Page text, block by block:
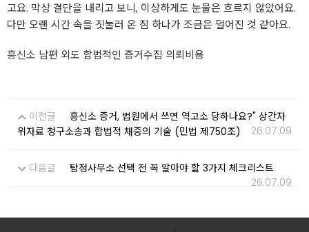
고요. 막상 결단을 내리고 보니, 이상하게도 눈물은 흐르지 않았어요.
다만 오랜 시간 속을 짓눌러 온 짐 하나가 조금은 덜어진 것 같아요.
흥신소 남편 외도 합법적인 증거수집 의뢰비용
이전글
흥신소 증거, 법원에서 쓰면 역고소 당하나요?" 상간자
위자료 청구소송과 합법적 채증의 기술 (민법 제750조)
26.07.09
다음글
탐정사무소 선택 전 꼭 알아야 할 3가지 체크리스트
26.07.09